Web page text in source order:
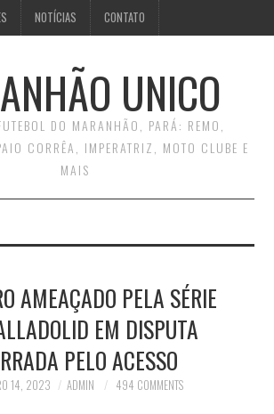
NOTÍCIAS CONTATO
UNICO
DO MARANHÃO, PARÁ: REMO,
CORRÊA, IMPERATRIZ, MOTO CLUBE E
MAIS
AMEAÇADO PELA SÉRIE
EM DISPUTA
PELO ACESSO
14, 2023 ADMIN 494 COMMENTS